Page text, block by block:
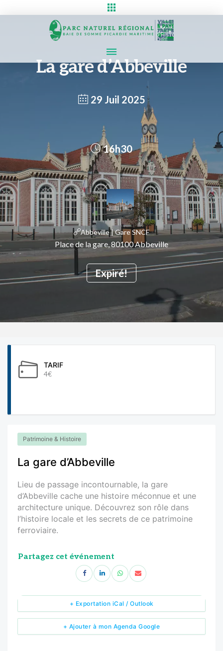
La gare d’Abbeville
29 Juil 2025
Expiré!
16h30
Abbeville | Gare SNCF
Place de la gare, 80100 Abbeville
TARIF
4€
Patrimoine & Histoire
La gare d’Abbeville
Lieu de passage incontournable, la gare
d’Abbeville cache une histoire méconnue et une
architecture unique. Découvrez son rôle dans
l’histoire locale et les secrets de ce patrimoine
ferroviaire.
Partagez cet événement
+ Ajouter à mon Agenda Google
+ Exportation iCal / Outlook